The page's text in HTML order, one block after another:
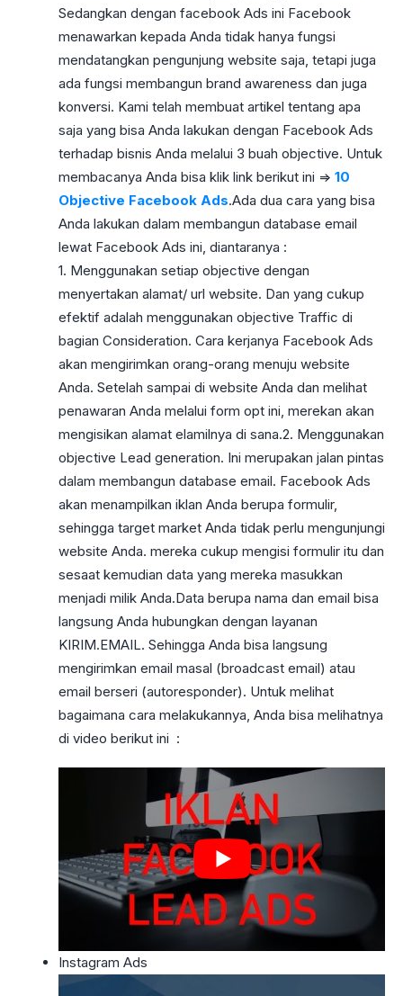
Sedangkan dengan facebook Ads ini Facebook
menawarkan kepada Anda tidak hanya fungsi
mendatangkan pengunjung website saja, tetapi juga
ada fungsi membangun brand awareness dan juga
konversi. Kami telah membuat artikel tentang apa
saja yang bisa Anda lakukan dengan Facebook Ads
terhadap bisnis Anda melalui 3 buah objective. Untuk
membacanya Anda bisa klik link berikut ini => 10
Objective Facebook Ads.Ada dua cara yang bisa
Anda lakukan dalam membangun database email
lewat Facebook Ads ini, diantaranya :
1. Menggunakan setiap objective dengan
menyertakan alamat/ url website. Dan yang cukup
efektif adalah menggunakan objective Traffic di
bagian Consideration. Cara kerjanya Facebook Ads
akan mengirimkan orang-orang menuju website
Anda. Setelah sampai di website Anda dan melihat
penawaran Anda melalui form opt ini, merekan akan
mengisikan alamat elamilnya di sana.2. Menggunakan
objective Lead generation. Ini merupakan jalan pintas
dalam membangun database email. Facebook Ads
akan menampilkan iklan Anda berupa formulir,
sehingga target market Anda tidak perlu mengunjungi
website Anda. mereka cukup mengisi formulir itu dan
sesaat kemudian data yang mereka masukkan
menjadi milik Anda.Data berupa nama dan email bisa
langsung Anda hubungkan dengan layanan
KIRIM.EMAIL. Sehingga Anda bisa langsung
mengirimkan email masal (broadcast email) atau
email berseri (autoresponder). Untuk melihat
bagaimana cara melakukannya, Anda bisa melihatnya
di video berikut ini :
Instagram Ads